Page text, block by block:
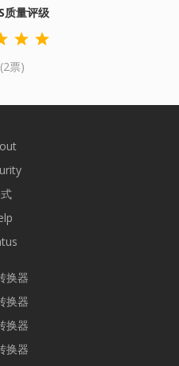
质量评级
(2票)
换器
换器
换器
换器